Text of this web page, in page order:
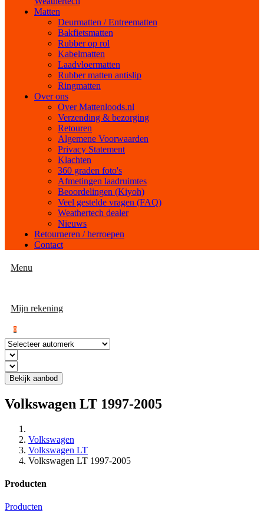
Matten
Deurmatten / Entreematten
Bakfietsmatten
Rubber op rol
Kabelmatten
Laadvloermatten
Rubber matten antislip
Ringmatten
Over ons
Over Mattenloods.nl
Verzending & bezorging
Retouren
Algemene Voorwaarden
Privacy Statement
Klachten
360 graden foto's
Afmetingen laadruimtes
Beoordelingen (Kiyoh)
Veel gestelde vragen (FAQ)
Weathertech dealer
Nieuws
Retourneren / herroepen
Contact
Menu
Mijn rekening
0
Bekijk aanbod
Volkswagen LT 1997-2005
Volkswagen
Volkswagen LT
Volkswagen LT 1997-2005
Producten
Producten